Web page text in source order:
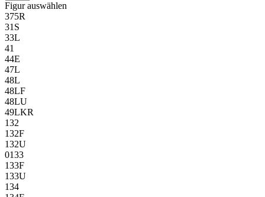
Figurauswählen
375R
31S
33L
41
44E
47L
48L
48LF
48LU
49LKR
132
132F
132U
0133
133F
133U
134